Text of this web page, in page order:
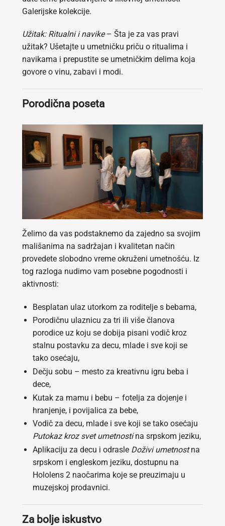
Galerijske kolekcije.
Užitak: Ritualni i navike– Šta je za vas pravi
užitak? Ušetajte u umetničku priču o ritualima i
navikama i prepustite se umetničkim delima koja
govore o vinu, zabavi i modi.
Porodična poseta
Želimo da vas podstaknemo da zajedno sa svojim
mališanima na sadržajan i kvalitetan način
provedete slobodno vreme okruženi umetnošću. Iz
tog razloga nudimo vam posebne pogodnosti i
aktivnosti:
Besplatan ulaz utorkom za roditelje s bebama,
Porodičnu ulaznicu za tri ili više članova
porodice uz koju se dobija pisani vodič kroz
stalnu postavku za decu, mlade i sve koji se
tako osećaju,
Dečju sobu – mesto za kreativnu igru beba i
dece,
Kutak za mamu i bebu – fotelja za dojenje i
hranjenje, i povijalica za bebe,
Vodič za decu, mlade i sve koji se tako osećaju
Putokaz kroz svet umetnostina srpskom jeziku,
Aplikaciju za decu i odrasle Doživi umetnostna
srpskom i engleskom jeziku, dostupnu na
Hololens 2 naočarima koje se preuzimaju u
muzejskoj prodavnici.
Za bolje iskustvo